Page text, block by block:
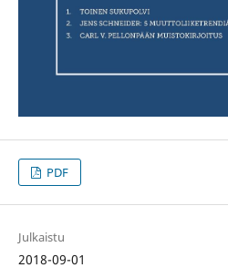
PDF
Julkaistu
2018-09-01